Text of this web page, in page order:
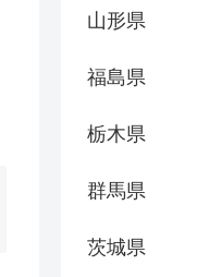
山形県
福島県
栃木県
群馬県
茨城県